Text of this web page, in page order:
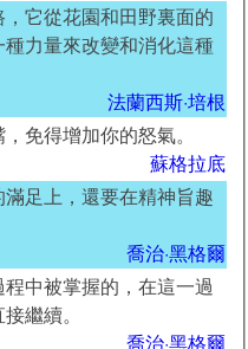
它從花園和田野裏面的
力量來改變和消化這種
法蘭西斯·培根
免得增加你的怒氣。
蘇格拉底
足上，還要在精神旨趣
喬治·黑格爾
中被掌握的，在這一過
繼續。
喬治·黑格爾